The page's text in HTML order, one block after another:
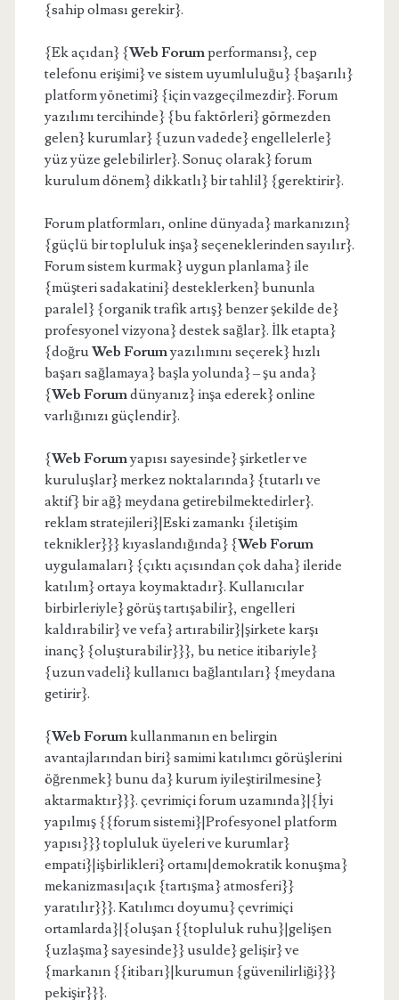
{sahip olması gerekir}.
{Ek açıdan} {Web Forumperformansı}, cep
telefonu erişimi} ve sistem uyumluluğu} {başarılı}
platform yönetimi} {için vazgeçilmezdir}. Forum
yazılımı tercihinde} {bu faktörleri} görmezden
gelen} kurumlar} {uzun vadede} engellelerle}
yüz yüze gelebilirler}. Sonuç olarak} forum
kurulum dönem} dikkatlı} bir tahlil} {gerektirir}.
Forum platformları, online dünyada} markanızın}
{güçlü bir topluluk inşa} seçeneklerinden sayılır}.
Forum sistem kurmak} uygun planlama} ile
{müşteri sadakatini} desteklerken} bununla
paralel} {organik trafik artış} benzer şekilde de}
profesyonel vizyona} destek sağlar}. İlk etapta}
{doğruWeb Forumyazılımını seçerek} hızlı
başarı sağlamaya} başla yolunda} – şu anda}
{Web Forumdünyanız} inşa ederek} online
varlığınızı güçlendir}.
{Web Forumyapısı sayesinde} şirketler ve
kuruluşlar} merkez noktalarında} {tutarlı ve
aktif} bir ağ} meydana getirebilmektedirler}.
reklam stratejileri}|Eski zamankı {iletişim
teknikler}}} kıyaslandığında} {Web Forum
uygulamaları} {çıktı açısından çok daha} ileride
katılım} ortaya koymaktadır}. Kullanıcılar
birbirleriyle} görüş tartışabilir}, engelleri
kaldırabilir} ve vefa} artırabilir}|şirkete karşı
inanç} {oluşturabilir}}}, bu netice itibariyle}
{uzun vadeli} kullanıcı bağlantıları} {meydana
getirir}.
{Web Forumkullanmanın en belirgin
avantajlarından biri} samimi katılımcı görüşlerini
öğrenmek} bunu da} kurum iyileştirilmesine}
aktarmaktır}}}. çevrimiçi forum uzamında}|{İyi
yapılmış {{forum sistemi}|Profesyonel platform
yapısı}}} topluluk üyeleri ve kurumlar}
empati}|işbirlikleri} ortamı|demokratik konuşma}
mekanizması|açık {tartışma} atmosferi}}
yaratılır}}}. Katılımcı doyumu} çevrimiçi
ortamlarda}|{oluşan {{topluluk ruhu}|gelişen
{uzlaşma} sayesinde}} usulde} gelişir} ve
{markanın {{itibarı}|kurumun {güvenilirliği}}}
pekişir}}}.